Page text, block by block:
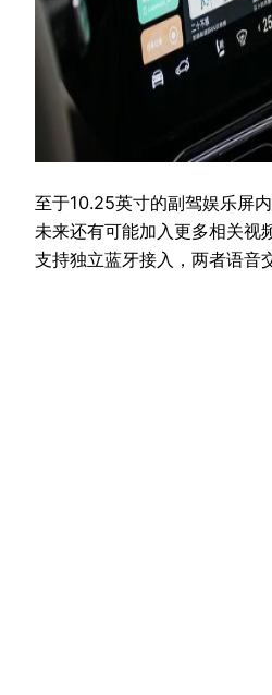
至于10.25英寸的副驾娱乐屏
未来还有可能加入更多相关视
支持独立蓝牙接入，两者语音